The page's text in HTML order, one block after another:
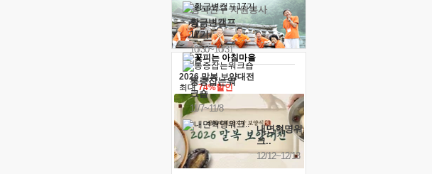
황금변캠프
17기
10/30~10/31
통증잡는워
크숍
11/7~11/8
내면혁명워
크..
12/12~12/13
· 음식연구 자원봉사
2026 말복 보양대전
최대74%할인